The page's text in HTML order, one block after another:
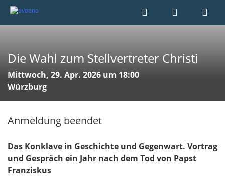
Die Wahl zum Stellvertreter Christi
Mittwoch, 29. Apr. 2026 um 18:00
Würzburg
Anmeldung beendet
Das Konklave in Geschichte und Gegenwart. Vortrag
und Gespräch ein Jahr nach dem Tod von Papst
Franziskus